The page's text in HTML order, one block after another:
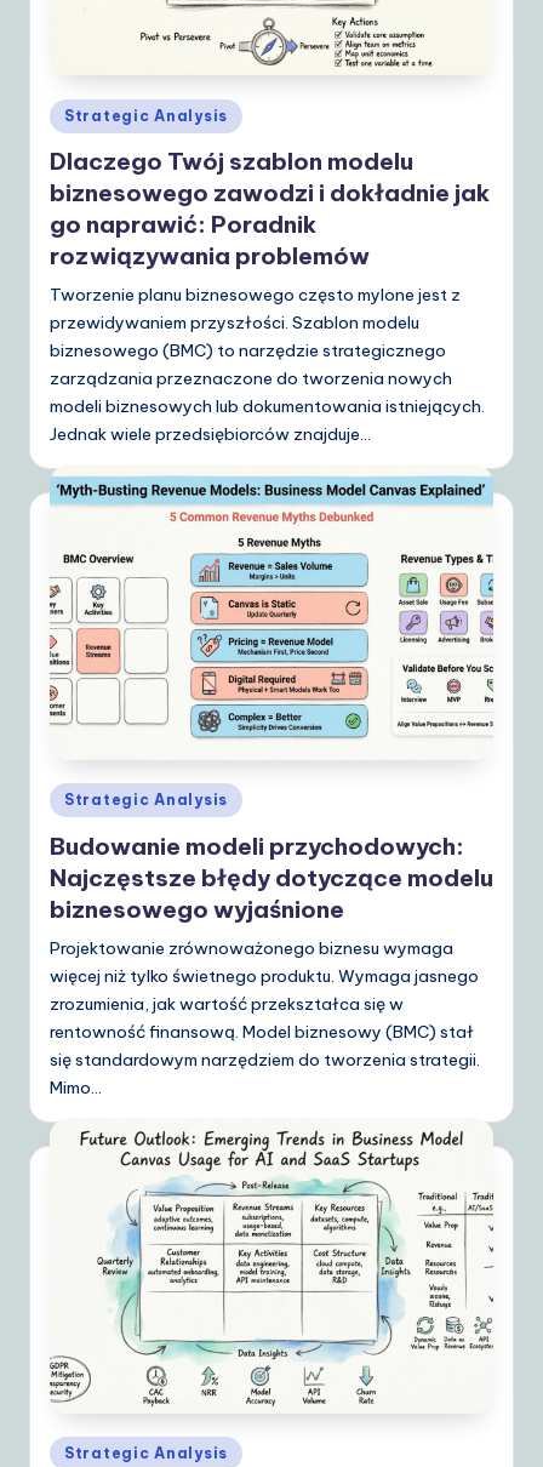
Posted
in
Strategic Analysis
Dlaczego Twój szablon modelu
biznesowego zawodzi i dokładnie jak
go naprawić: Poradnik
rozwiązywania problemów
Tworzenie planu biznesowego często mylone jest z
przewidywaniem przyszłości. Szablon modelu
biznesowego (BMC) to narzędzie strategicznego
zarządzania przeznaczone do tworzenia nowych
modeli biznesowych lub dokumentowania istniejących.
Jednak wiele przedsiębiorców znajduje…
Posted
in
Strategic Analysis
Budowanie modeli przychodowych:
Najczęstsze błędy dotyczące modelu
biznesowego wyjaśnione
Projektowanie zrównoważonego biznesu wymaga
więcej niż tylko świetnego produktu. Wymaga jasnego
zrozumienia, jak wartość przekształca się w
rentowność finansową. Model biznesowy (BMC) stał
się standardowym narzędziem do tworzenia strategii.
Mimo…
Posted
Strategic Analysis